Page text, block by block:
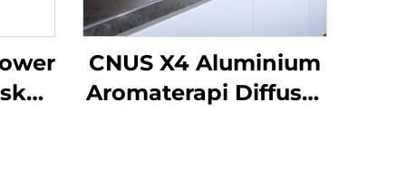
CNUS X4 Aluminium
Aromaterapi Diffuser